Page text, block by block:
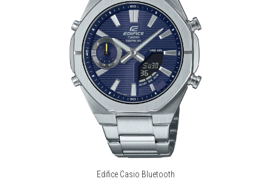
Edifice Casio Bluetooth